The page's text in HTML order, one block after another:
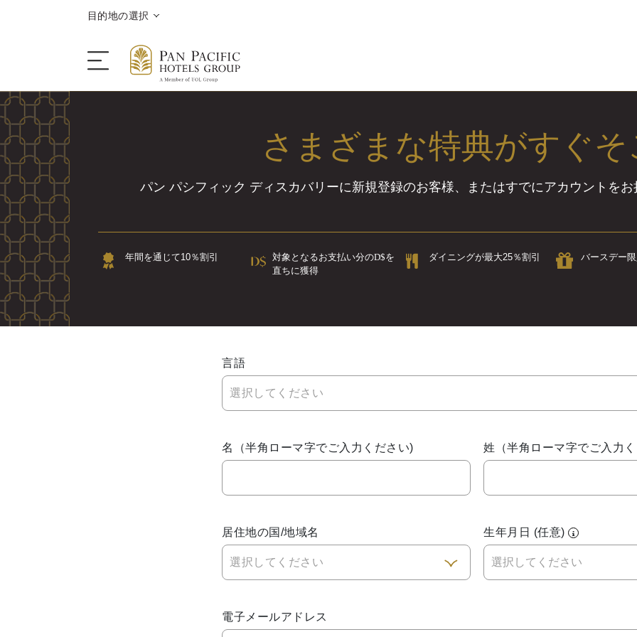
目的地の選択
ご滞在
目的地情報
キャンペーン
会議＆イベント
お祝い
パン パシフィック ディスカバ
さまざまな特典がすぐそ
パン パシフィック ディスカバリーに新規登録のお客様、またはすでにアカウントを
年間を通じて10％割引
対象となるお支払い分のD$を
直ちに獲得
ダイニングが最大25％割引 バースデー
言語
選択してください
名（半角ローマ字でご入力ください) 姓（半角ローマ字でご入力
居住地の国/地域名
選択してください
生年月日 (任意)
電子メールアドレス